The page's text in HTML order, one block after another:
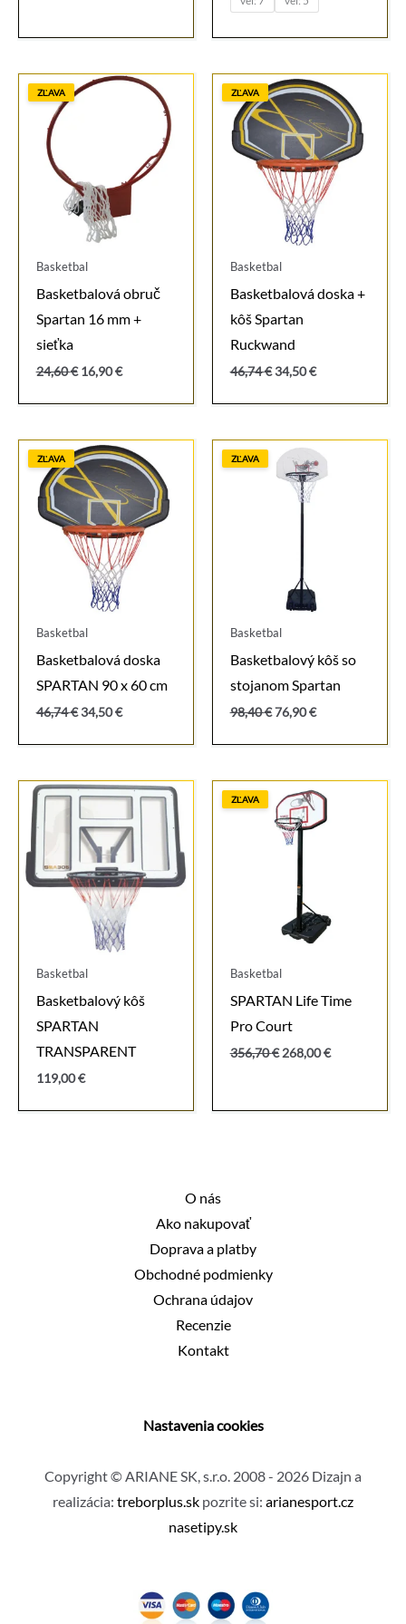
ZĽAVA
Basketbal
Basketbalová obruč
Spartan 16 mm +
sieťka
24,60€ Pôvodná
bola:
16,90€Aktuálna
je:
ZĽAVA
Basketbal
Basketbalová doska +
kôš Spartan
Ruckwand
46,74€ Pôvodná
bola:
34,50€Aktuálna
je:
ZĽAVA
Basketbal
Basketbalová doska
SPARTAN 90 x 60 cm
46,74€ Pôvodná
bola:
34,50€Aktuálna
je:
ZĽAVA
Basketbal
Basketbalový kôš so
stojanom Spartan
98,40€ Pôvodná
bola:
76,90€Aktuálna
je:
Basketbal
Basketbalový kôš
SPARTAN
TRANSPARENT
119,00€
ZĽAVA
Basketbal
SPARTAN Life Time
Pro Court
356,70€ Pôvodná
268,00€Aktuálna
O nás
Ako nakupovať
Doprava a platby
Obchodné podmienky
Ochrana údajov
Recenzie
Kontakt
Nastavenia cookies
Copyright © ARIANE SK, s.r.o. 2008 - 2026 Dizajn a
realizácia: treborplus.sk pozrite si: arianesport.cz
nasetipy.sk